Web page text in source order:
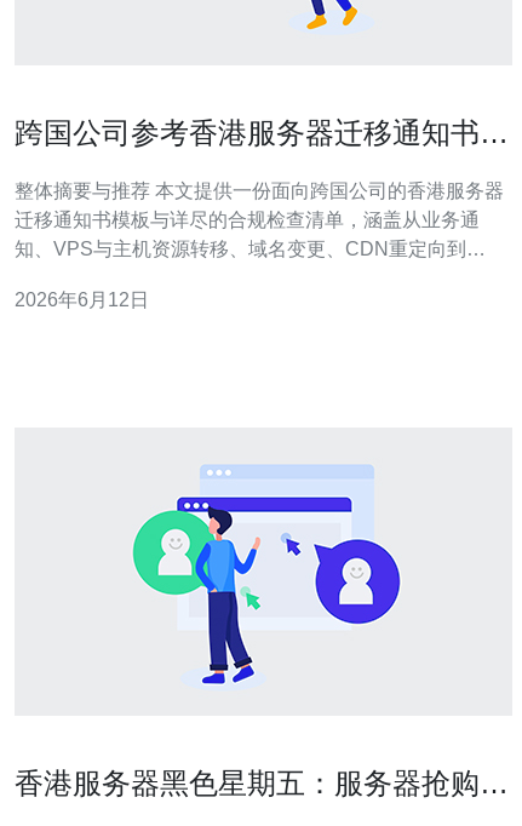
跨国公司参考香港服务器迁移通知书模
整体摘要与推荐 本文提供一份面向跨国公司的香港服务器
迁移通知书模板与详尽的合规检查清单，涵盖从业务通
知、VPS与主机资源转移、域名变更、CDN重定向到
逐项核查点，便于法务、合规与IT团队快速套用与执行。
2026年6月12日
香港服务器黑色星期五：服务器抢购狂